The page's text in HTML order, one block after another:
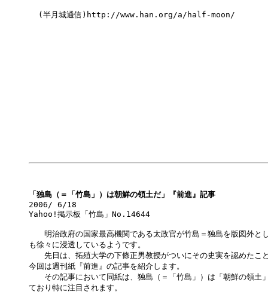
  (半月城通信)http://www.han.org/a/half-moon/
「独島（＝「竹島」）は朝鮮の領土だ」『前進』記事
2006/ 6/18
Yahoo!掲示板「竹島」No.14644
明治政府の国家最高機関である太政官が竹島＝独島を版図外と
も徐々に浸透しているようです。
先日は、拓殖大学の下條正男教授がついにその史実を認めたこ
今回は週刊紙『前進』の記事を紹介します。
その記事において同紙は、独島（＝「竹島」）は「朝鮮の領土
ており特に注目されます。